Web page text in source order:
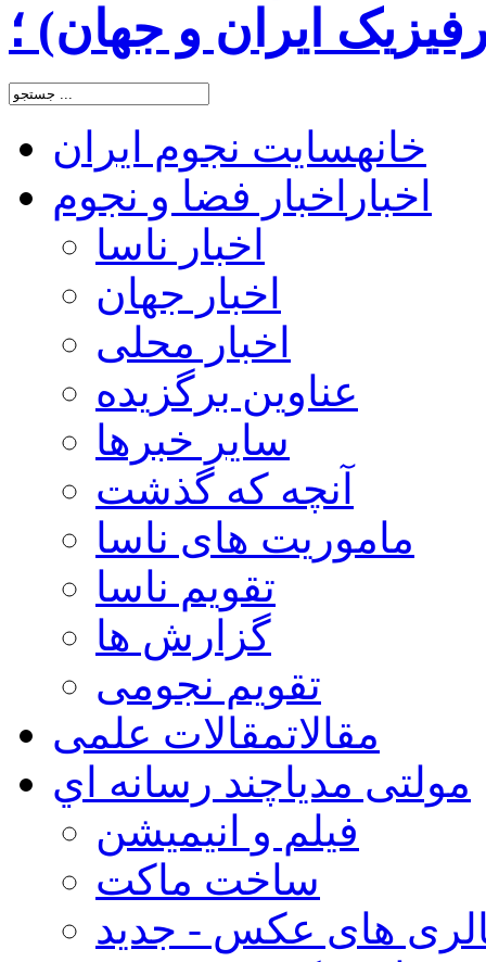
ایران و جهان) ؛
خانهسایت نجوم ایران
اخبار اخبار فضا و نجوم
اخبار ناسا
اخبار جهان
اخبار محلی
عناوین برگزیده
سایر خبرها
آنچه که گذشت
ماموریت های ناسا
تقویم ناسا
گزارش ها
تقویم نجومی
مقالاتمقالات علمی
مولتی مدیاچند رسانه اي
فیلم و انیمیشن
ساخت ماکت
های عکس - جدید